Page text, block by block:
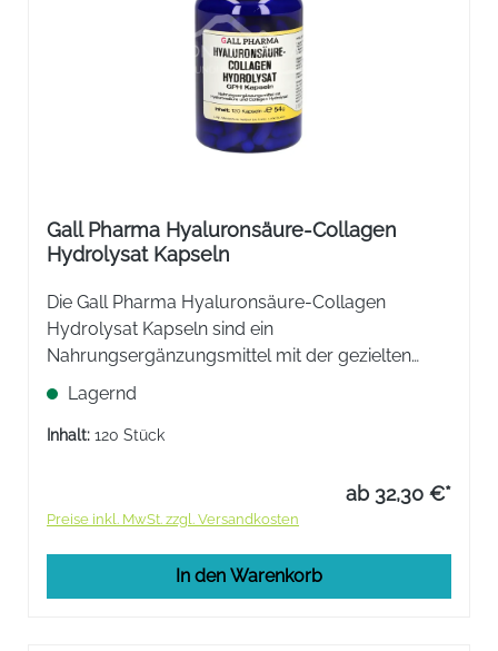
Gall Pharma Hyaluronsäure-Collagen
Hydrolysat Kapseln
Die Gall Pharma Hyaluronsäure-Collagen
Hydrolysat Kapseln sind ein
Nahrungsergänzungsmittel mit der gezielten
Kombination aus Kollagen Hydrolysat und
Hyaluronsäure. Kollagen ist ein wichtiger
Baustein für die Haut, Knochen und Gelenke.
Lagernd
Inhalt: 120 Stück
ab 32,30 €*
Preise inkl. MwSt. zzgl. Versandkosten
In den Warenkorb